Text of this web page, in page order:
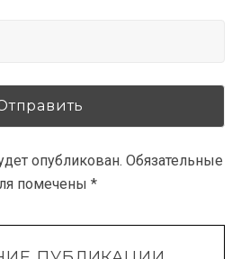
опубликован. Обязательные
помечены *